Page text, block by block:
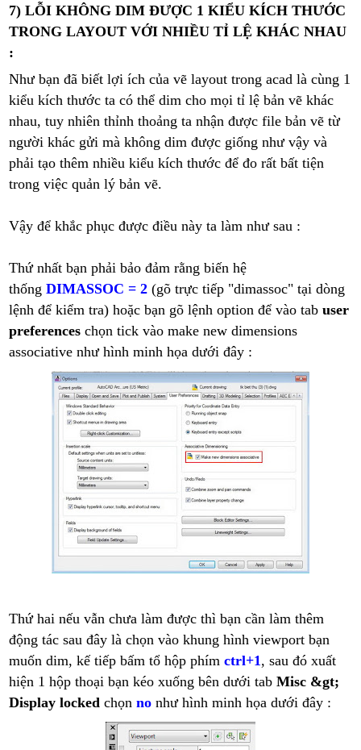
7) LỖI KHÔNG DIM ĐƯỢC 1 KIỂU KÍCH THƯỚC
TRONG LAYOUT VỚI NHIỀU TỈ LỆ KHÁC NHAU
:
Như bạn đã biết lợi ích của vẽ layout trong acad là cùng 1
kiểu kích thước ta có thể dim cho mọi tỉ lệ bản vẽ khác
nhau, tuy nhiên thỉnh thoảng ta nhận được file bản vẽ từ
người khác gửi mà không dim được giống như vậy và
phải tạo thêm nhiều kiểu kích thước để đo rất bất tiện
trong việc quản lý bản vẽ.
Vậy để khắc phục được điều này ta làm như sau :
Thứ nhất bạn phải bảo đảm rằng biến hệ
thống DIMASSOC = 2 (gõ trực tiếp "dimassoc" tại dòng
lệnh để kiểm tra) hoặc bạn gõ lệnh option để vào tab user
preferences chọn tick vào make new dimensions
associative như hình minh họa dưới đây :
Thứ hai nếu vẫn chưa làm được thì bạn cần làm thêm
động tác sau đây là chọn vào khung hình viewport bạn
muốn dim, kế tiếp bấm tổ hộp phím ctrl+1, sau đó xuất
hiện 1 hộp thoại bạn kéo xuống bên dưới tab Misc &gt;
Display locked chọn no như hình minh họa dưới đây :